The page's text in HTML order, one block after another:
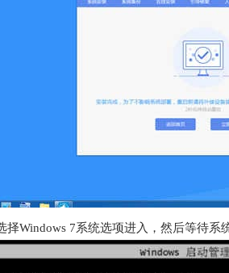
择Windows 7系统选项进入，然后等待系